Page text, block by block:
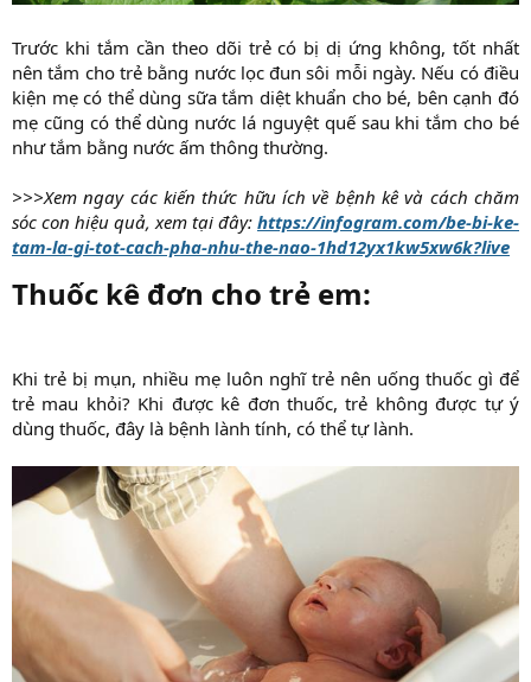
Trước khi tắm cần theo dõi trẻ có bị dị ứng không, tốt nhất
nên tắm cho trẻ bằng nước lọc đun sôi mỗi ngày. Nếu có điều
kiện mẹ có thể dùng sữa tắm diệt khuẩn cho bé, bên cạnh đó
mẹ cũng có thể dùng nước lá nguyệt quế sau khi tắm cho bé
như tắm bằng nước ấm thông thường.
>>>Xem ngay các kiến thức hữu ích về bệnh kê và cách chăm
sóc con hiệu quả, xem tại đây: https://infogram.com/be-bi-ke-
tam-la-gi-tot-cach-pha-nhu-the-nao-1hd12yx1kw5xw6k?live
Thuốc kê đơn cho trẻ em:​
Khi trẻ bị mụn, nhiều mẹ luôn nghĩ trẻ nên uống thuốc gì để
trẻ mau khỏi? Khi được kê đơn thuốc, trẻ không được tự ý
dùng thuốc, đây là bệnh lành tính, có thể tự lành.